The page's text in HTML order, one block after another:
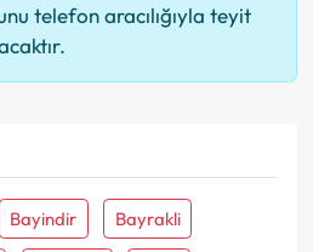
telefon aracılığıyla teyit
Bayindir Bayrakli